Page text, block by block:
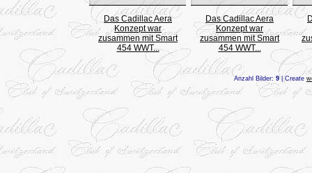
Das Cadillac Aera
Konzept war
zusammen mit Smart
454 WWT...
Das Cadillac Aera
Konzept war
zusammen mit Smart
454 WWT...
Anzahl Bilder: 9 | Create